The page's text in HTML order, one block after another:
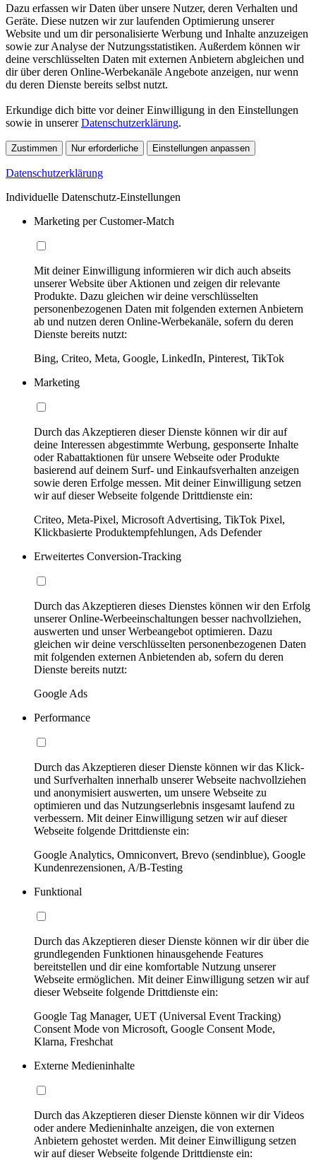
Dazu erfassen wir Daten über unsere Nutzer, deren Verhalten und
Geräte. Diese nutzen wir zur laufenden Optimierung unserer
Website und um dir personalisierte Werbung und Inhalte anzuzeigen
sowie zur Analyse der Nutzungsstatistiken. Außerdem können wir
deine verschlüsselten Daten mit externen Anbietern abgleichen und
dir über deren Online-Werbekanäle Angebote anzeigen, nur wenn
du deren Dienste bereits selbst nutzt.
Erkundige dich bitte vor deiner Einwilligung in den Einstellungen
sowie in unsererDatenschutzerklärung.
Zustimmen Nur erforderliche Einstellungen anpassen
Datenschutzerklärung
Individuelle Datenschutz-Einstellungen
Marketing per Customer-Match
Mit deiner Einwilligung informieren wir dich auch abseits
unserer Website über Aktionen und zeigen dir relevante
Produkte. Dazu gleichen wir deine verschlüsselten
personenbezogenen Daten mit folgenden externen Anbietern
ab und nutzen deren Online-Werbekanäle, sofern du deren
Dienste bereits nutzt:
Bing, Criteo, Meta, Google, LinkedIn, Pinterest, TikTok
Marketing
Durch das Akzeptieren dieser Dienste können wir dir auf
deine Interessen abgestimmte Werbung, gesponserte Inhalte
oder Rabattaktionen für unsere Webseite oder Produkte
basierend auf deinem Surf- und Einkaufsverhalten anzeigen
sowie deren Erfolge messen. Mit deiner Einwilligung setzen
wir auf dieser Webseite folgende Drittdienste ein:
Criteo, Meta-Pixel, Microsoft Advertising, TikTok Pixel,
Klickbasierte Produktempfehlungen, Ads Defender
Erweitertes Conversion-Tracking
Durch das Akzeptieren dieses Dienstes können wir den Erfolg
unserer Online-Werbeeinschaltungen besser nachvollziehen,
auswerten und unser Werbeangebot optimieren. Dazu
gleichen wir deine verschlüsselten personenbezogenen Daten
mit folgenden externen Anbietenden ab, sofern du deren
Dienste bereits nutzt:
Google Ads
Performance
Durch das Akzeptieren dieser Dienste können wir das Klick-
und Surfverhalten innerhalb unserer Webseite nachvollziehen
und anonymisiert auswerten, um unsere Webseite zu
optimieren und das Nutzungserlebnis insgesamt laufend zu
verbessern. Mit deiner Einwilligung setzen wir auf dieser
Webseite folgende Drittdienste ein:
Google Analytics, Omniconvert, Brevo (sendinblue), Google
Kundenrezensionen, A/B-Testing
Funktional
Durch das Akzeptieren dieser Dienste können wir dir über die
grundlegenden Funktionen hinausgehende Features
bereitstellen und dir eine komfortable Nutzung unserer
Webseite ermöglichen. Mit deiner Einwilligung setzen wir auf
dieser Webseite folgende Drittdienste ein:
Google Tag Manager, UET (Universal Event Tracking)
Consent Mode von Microsoft, Google Consent Mode,
Klarna, Freshchat
Externe Medieninhalte
Durch das Akzeptieren dieser Dienste können wir dir Videos
oder andere Medieninhalte anzeigen, die von externen
Anbietern gehostet werden. Mit deiner Einwilligung setzen
wir auf dieser Webseite folgende Drittdienste ein: